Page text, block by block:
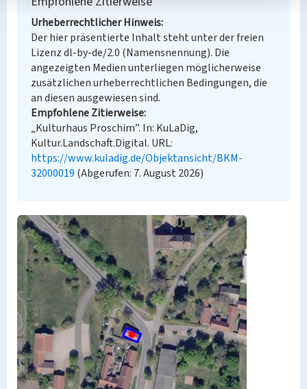
Urheberrechtlicher Hinweis
Der hier präsentierte Inhalt steht unter der freien
Lizenz dl-by-de/2.0 (Namensnennung). Die
angezeigten Medien unterliegen möglicherweise
zusätzlichen urheberrechtlichen Bedingungen, die
an diesen ausgewiesen sind.
Empfohlene Zitierweise
„Kulturhaus Proschim”. In: KuLaDig,
Kultur.Landschaft.Digital. URL:
https://www.kuladig.de/Objektansicht/BKM-
32000019 (Abgerufen: 7. August 2026)